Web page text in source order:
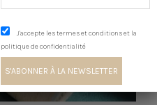
J'accepte les termes et conditions et la
politique de confidentialité